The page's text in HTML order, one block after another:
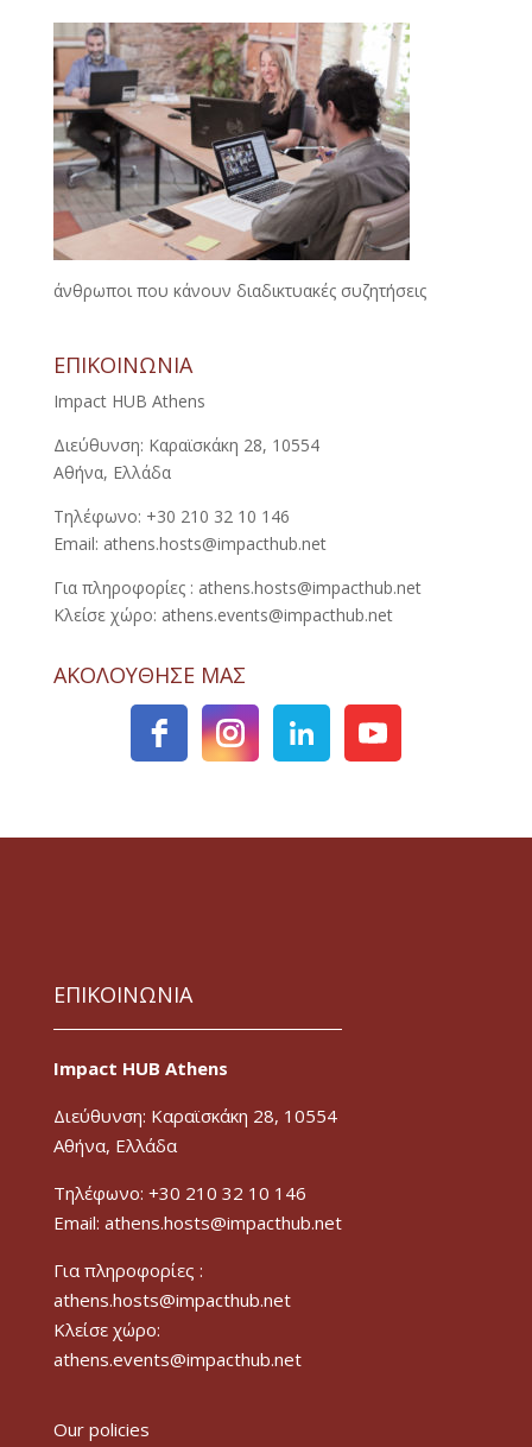
άνθρωποι που κάνουν διαδικτυακές συζητήσεις
ΕΠΙΚΟΙΝΩΝΙΑ
Impact HUB Athens
Διεύθυνση: Καραϊσκάκη 28, 10554
Αθήνα, Ελλάδα
Τηλέφωνο: +30 210 32 10 146
Email: athens.hosts@impacthub.net
Για πληροφορίες : athens.hosts@impacthub.net
Κλείσε χώρο: athens.events@impacthub.net
ΑΚΟΛΟΥΘΗΣΕ ΜΑΣ
ΕΠΙΚΟΙΝΩΝΙΑ
Impact HUB Athens
Διεύθυνση: Καραϊσκάκη 28, 10554
Αθήνα, Ελλάδα
Τηλέφωνο: +30 210 32 10 146
Email: athens.hosts@impacthub.net
Για πληροφορίες :
athens.hosts@impacthub.net
Κλείσε χώρο:
athens.events@impacthub.net
Our policies